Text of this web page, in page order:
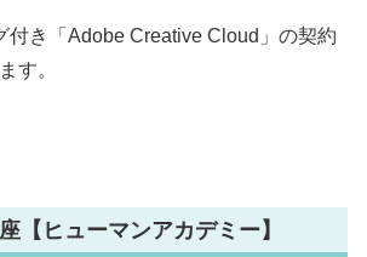
付き「Adobe Creative Cloud」の契約
す。
【ヒューマンアカデミー】